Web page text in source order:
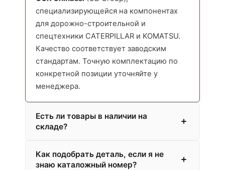
специализирующейся на компонентах
для дорожно-строительной и
спецтехники CATERPILLAR и KOMATSU.
Качество соответствует заводским
стандартам. Точную комплектацию по
конкретной позиции уточняйте у
менеджера.
Есть ли товары в наличии на
складе?
Как подобрать деталь, если я не
знаю каталожный номер?